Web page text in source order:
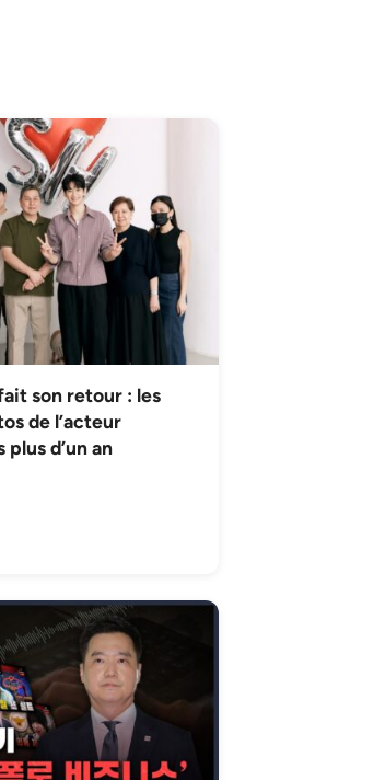
son retour : les
de l’acteur
d’un an